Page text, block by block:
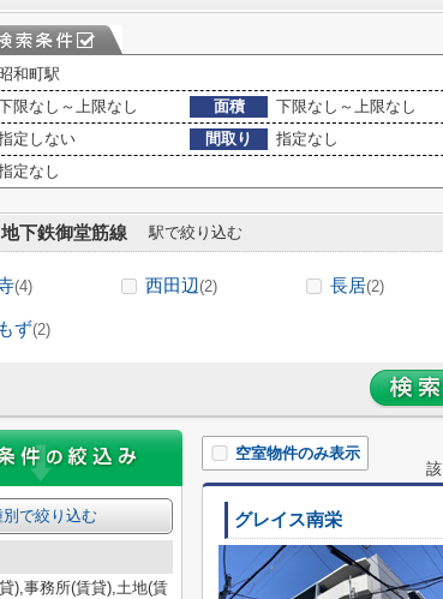
昭和町駅
限なし～上限なし 面積 下限なし～上限なし
定しない 間取り
指定なし
定なし
下鉄御堂筋線 駅で絞り込む
(4) 西田辺(2) 長居(2)
ず(2)
空室物件のみ表示
グレイス南栄
別で絞り込む
),事務所(賃貸),土地(賃